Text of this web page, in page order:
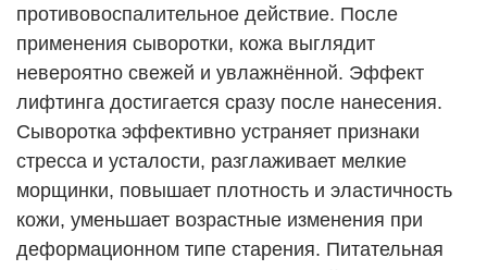
противовоспалительное действие. После
применения сыворотки, кожа выглядит
невероятно свежей и увлажнённой. Эффект
лифтинга достигается сразу после нанесения.
Сыворотка эффективно устраняет признаки
стресса и усталости, разглаживает мелкие
морщинки, повышает плотность и эластичность
кожи, уменьшает возрастные изменения при
деформационном типе старения. Питательная